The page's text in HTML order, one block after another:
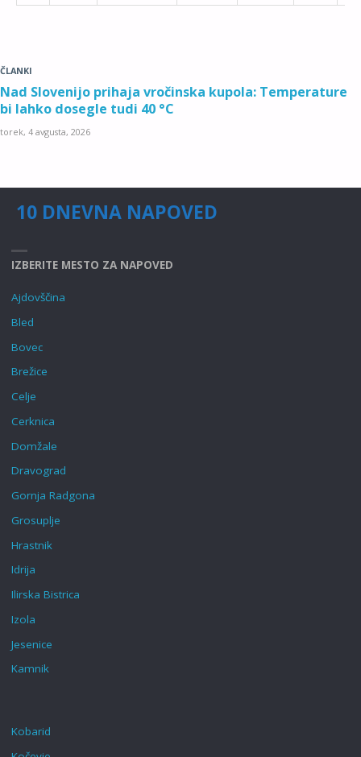
ČLANKI
Nad Slovenijo prihaja vročinska kupola: Temperature
bi lahko dosegle tudi 40 °C
torek, 4 avgusta, 2026
10 DNEVNA NAPOVED
IZBERITE MESTO ZA NAPOVED
Ajdovščina
Bled
Bovec
Brežice
Celje
Cerknica
Domžale
Dravograd
Gornja Radgona
Grosuplje
Hrastnik
Idrija
Ilirska Bistrica
Izola
Jesenice
Kamnik
Kobarid